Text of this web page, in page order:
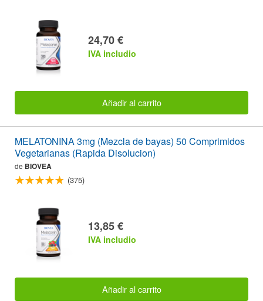
24,70 €
IVA includio
Añadir al carrito
MELATONINA 3mg (Mezcla de bayas) 50 Comprimidos
Vegetarianas (Rapida Disolucion)
de BIOVEA
(375)
13,85 €
IVA includio
Añadir al carrito